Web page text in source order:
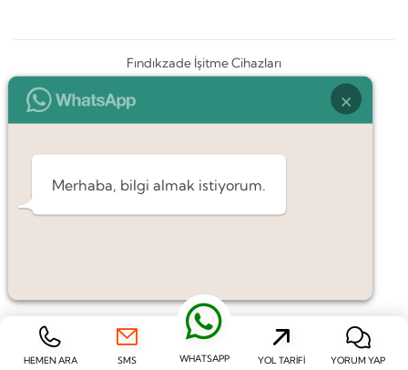
Fındıkzade İşitme Cihazları
HEMEN ARA SMS WHATSAPP YOL TARIFI YORUM YAP
×
Merhaba, bilgi almak istiyorum.